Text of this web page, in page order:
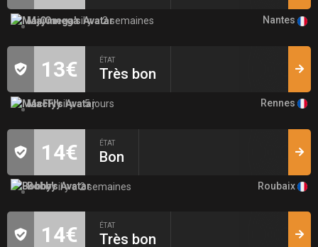
MajOmegail y a 2 semaines Nantes
13€ ÉTAT
Très bon
MacFlyil y a 5 jours Rennes
14€ ÉTAT
Bon
Bobbyil y a 2 semaines Roubaix
14€ ÉTAT
Très bon